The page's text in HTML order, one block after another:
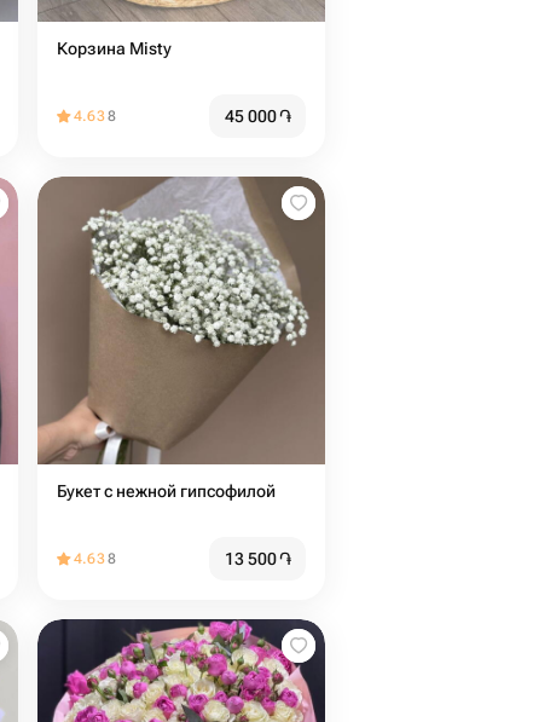
Корзина Misty
4.638 45 000֏
Букет с нежной гипсофилой
4.638 13 500֏